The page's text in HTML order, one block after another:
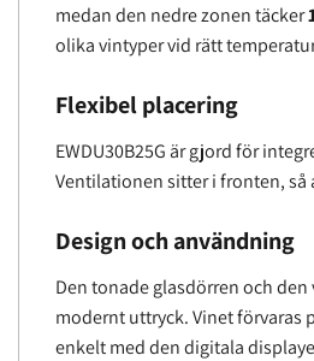
medan den nedre zonen täcker
olika vintyper vid rätt
Flexibel placering
EWDU30B25G är gjord för
Ventilationen sitter i fronten, så
Design och användning
Den tonade glasdörren och
modernt uttryck. Vinet förvaras
enkelt med den digitala